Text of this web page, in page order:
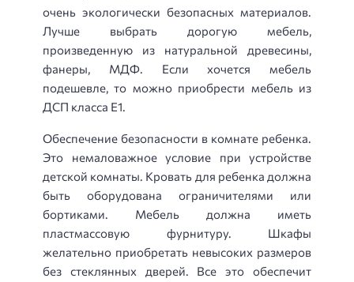
очень экологически безопасных материалов.
Лучше выбрать дорогую мебель,
произведенную из натуральной древесины,
фанеры, МДФ. Если хочется мебель
подешевле, то можно приобрести мебель из
ДСП класса Е1.
Обеспечение безопасности в комнате ребенка.
Это немаловажное условие при устройстве
детской комнаты. Кровать для ребенка должна
быть оборудована ограничителями или
бортиками. Мебель должна иметь
пластмассовую фурнитуру. Шкафы
желательно приобретать невысоких размеров
без стеклянных дверей. Все это обеспечит